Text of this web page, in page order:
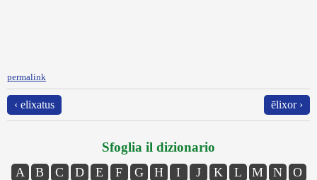
permalink
‹ elixatus ēlixor ›
Sfoglia il dizionario
A B C D E F G H I J K L M N
O